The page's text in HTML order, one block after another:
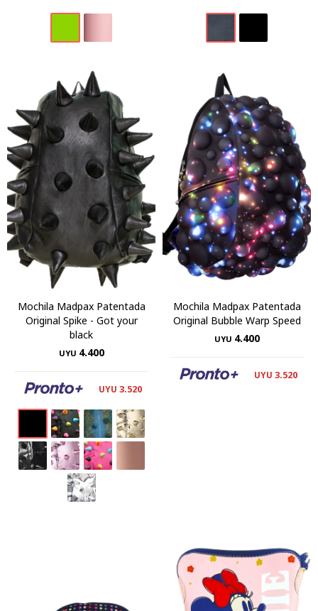
Mochila Madpax Patentada
Original Spike - Got your
black
UYU 4.400
UYU 3.520
Mochila Madpax Patentada
Original Bubble Warp Speed
UYU 4.400
UYU 3.520